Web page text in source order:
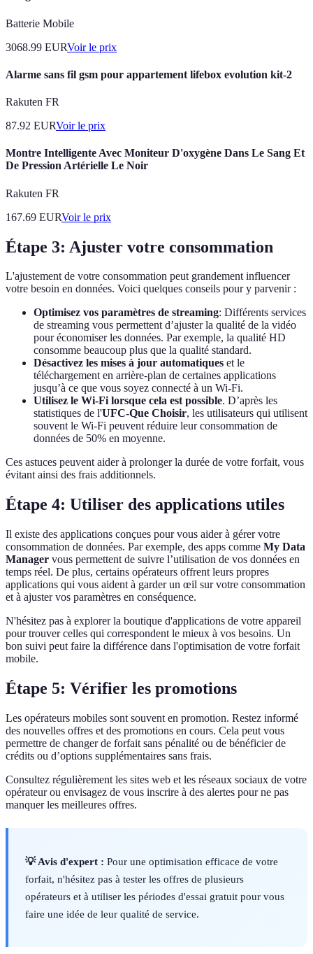
Batterie Mobile
3068.99 EURVoir le prix
Alarme sans fil gsm pour appartement lifebox evolution kit-2
Rakuten FR
87.92 EURVoir le prix
Montre Intelligente Avec Moniteur D'oxygène Dans Le Sang Et
De Pression Artérielle Le Noir
Rakuten FR
167.69 EURVoir le prix
Étape 3: Ajuster votre consommation
L'ajustement de votre consommation peut grandement influencer
votre besoin en données. Voici quelques conseils pour y parvenir :
Optimisez vos paramètres de streaming: Différents services
de streaming vous permettent d’ajuster la qualité de la vidéo
pour économiser les données. Par exemple, la qualité HD
consomme beaucoup plus que la qualité standard.
Désactivez les mises à jour automatiques et le
téléchargement en arrière-plan de certaines applications
jusqu’à ce que vous soyez connecté à un Wi-Fi.
Utilisez le Wi-Fi lorsque cela est possible. D’après les
statistiques de l'UFC-Que Choisir, les utilisateurs qui utilisent
souvent le Wi-Fi peuvent réduire leur consommation de
données de 50% en moyenne.
Ces astuces peuvent aider à prolonger la durée de votre forfait, vous
évitant ainsi des frais additionnels.
Étape 4: Utiliser des applications utiles
Il existe des applications conçues pour vous aider à gérer votre
consommation de données. Par exemple, des apps comme My Data
Manager vous permettent de suivre l’utilisation de vos données en
temps réel. De plus, certains opérateurs offrent leurs propres
applications qui vous aident à garder un œil sur votre consommation
et à ajuster vos paramètres en conséquence.
N'hésitez pas à explorer la boutique d'applications de votre appareil
pour trouver celles qui correspondent le mieux à vos besoins. Un
bon suivi peut faire la différence dans l'optimisation de votre forfait
mobile.
Étape 5: Vérifier les promotions
Les opérateurs mobiles sont souvent en promotion. Restez informé
des nouvelles offres et des promotions en cours. Cela peut vous
permettre de changer de forfait sans pénalité ou de bénéficier de
crédits ou d’options supplémentaires sans frais.
Consultez régulièrement les sites web et les réseaux sociaux de votre
opérateur ou envisagez de vous inscrire à des alertes pour ne pas
manquer les meilleures offres.
💡 Avis d'expert : Pour une optimisation efficace de votre
forfait, n'hésitez pas à tester les offres de plusieurs
opérateurs et à utiliser les périodes d'essai gratuit pour vous
faire une idée de leur qualité de service.